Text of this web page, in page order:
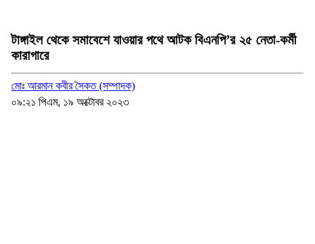
টাঙ্গাইল থেকে সমাবেশে যাওয়ার পথে আটক বিএনপি’র ২৫ নেতা-কর্মী
কারাগারে
মোঃ আরমান কবীর সৈকত (সম্পাদক)
০৯:২১ পিএম, ১৯ অক্টোবর ২০২৩